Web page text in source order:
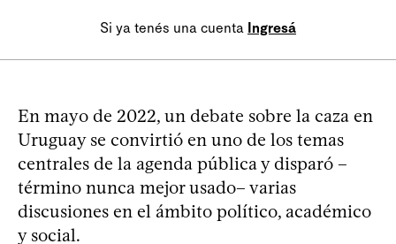
Si ya tenés una cuenta Ingresá
En mayo de 2022, un debate sobre la caza en
Uruguay se convirtió en uno de los temas
centrales de la agenda pública y disparó –
término nunca mejor usado– varias
discusiones en el ámbito político, académico
y social.